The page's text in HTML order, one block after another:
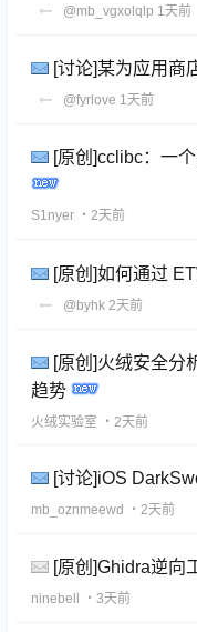
@mb_vgxolqlp 1天前
[讨论]某为应用商
@fyrlove 1天前
[原创]cclibc：一
S1nyer ・2天前
[原创]如何通过
@byhk 2天前
[原创]火绒安全分
趋势
火绒实验室 ・2天前
[讨论]iOS
mb_oznmeewd ・2天前
[原创]Ghidra逆向
ninebell ・3天前